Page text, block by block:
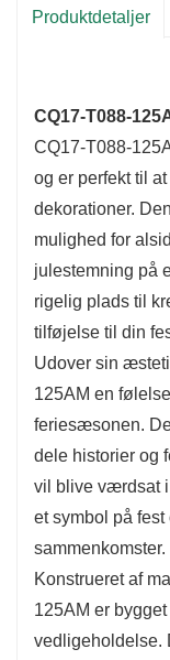
præg til dine
Produktdetaljer
CQ17-T088-
CQ17-T088-
og er perfekt til
dekorationer.
mulighed for
julestemning på
rigelig plads til
tilføjelse til din
Udover sin
125AM en
feriesæsonen.
dele historier og
vil blive værdsat
et symbol på
sammenkomster.
Konstrueret af
125AM er
vedligeholdelse.